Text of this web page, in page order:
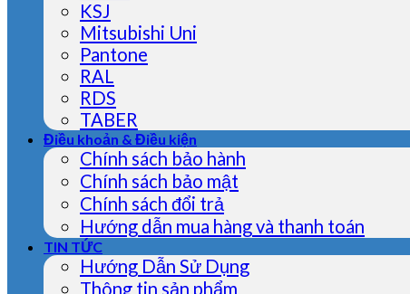
KSJ
Mitsubishi Uni
Pantone
RAL
RDS
TABER
Điều khoản & Điều kiện
Chính sách bảo hành
Chính sách bảo mật
Chính sách đổi trả
Hướng dẫn mua hàng và thanh toán
TIN TỨC
Hướng Dẫn Sử Dụng
Thông tin sản phẩm